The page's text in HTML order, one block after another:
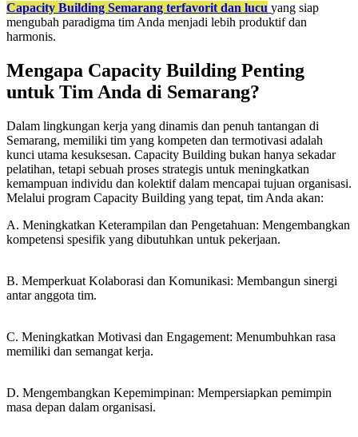
Capacity Building Semarang terfavorit dan lucu yang siap
mengubah paradigma tim Anda menjadi lebih produktif dan
harmonis.
Mengapa Capacity Building Penting
untuk Tim Anda di Semarang?
Dalam lingkungan kerja yang dinamis dan penuh tantangan di
Semarang, memiliki tim yang kompeten dan termotivasi adalah
kunci utama kesuksesan. Capacity Building bukan hanya sekadar
pelatihan, tetapi sebuah proses strategis untuk meningkatkan
kemampuan individu dan kolektif dalam mencapai tujuan organisasi.
Melalui program Capacity Building yang tepat, tim Anda akan:
A. Meningkatkan Keterampilan dan Pengetahuan: Mengembangkan
kompetensi spesifik yang dibutuhkan untuk pekerjaan.
B. Memperkuat Kolaborasi dan Komunikasi: Membangun sinergi
antar anggota tim.
C. Meningkatkan Motivasi dan Engagement: Menumbuhkan rasa
memiliki dan semangat kerja.
D. Mengembangkan Kepemimpinan: Mempersiapkan pemimpin
masa depan dalam organisasi.